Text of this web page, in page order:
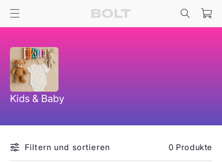
zum
K
t
g
Kids & Baby
Filtern und sortieren 0 Produkte